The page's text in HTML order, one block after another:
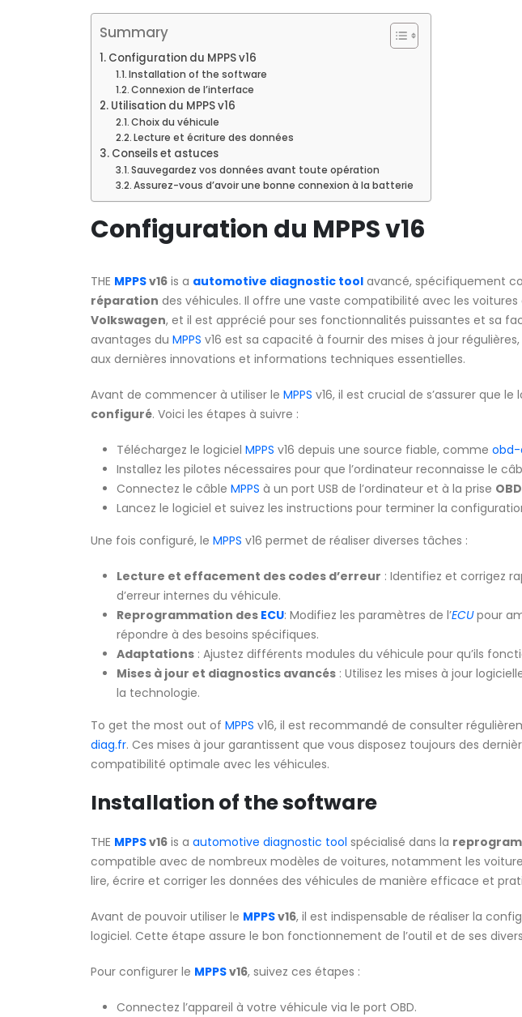
Summary
Configuration du MPPS v16
Installation of the software
Connexion de l’interface
Utilisation du MPPS v16
Choix du véhicule
Lecture et écriture des données
Conseils et astuces
Sauvegardez vos données avant toute opération
Assurez-vous d’avoir une bonne connexion à la batterie
Configuration du MPPS v16
THE MPPSv16 is a automotive diagnostic tool avancé, spécifiquement
réparation des véhicules. Il offre une vaste compatibilité avec les
Volkswagen, et il est apprécié pour ses fonctionnalités puissantes et sa
avantages du MPPS v16 est sa capacité à fournir des mises à jour
aux dernières innovations et informations techniques essentielles.
Avant de commencer à utiliser le MPPS v16, il est crucial de s’assurer que
configuré. Voici les étapes à suivre :
Téléchargez le logiciel MPPS v16 depuis une source fiable, comme obd-
Installez les pilotes nécessaires pour que l’ordinateur reconnaisse le
Connectez le câble MPPS à un port USB de l’ordinateur et à la prise
Lancez le logiciel et suivez les instructions pour terminer la
Une fois configuré, le MPPS v16 permet de réaliser diverses tâches :
Lecture et effacement des codes d’erreur : Identifiez et corrigez
d’erreur internes du véhicule.
Reprogrammation des ECU: Modifiez les paramètres de l’ECUpour
répondre à des besoins spécifiques.
Adaptations : Ajustez différents modules du véhicule pour qu’ils
Mises à jour et diagnostics avancés : Utilisez les mises à jour
la technologie.
To get the most out of MPPS v16, il est recommandé de consulter
diag.fr. Ces mises à jour garantissent que vous disposez toujours des
compatibilité optimale avec les véhicules.
Installation of the software
THE MPPSv16 is a automotive diagnostic tool spécialisé dans la
compatible avec de nombreux modèles de voitures, notamment les
lire, écrire et corriger les données des véhicules de manière efficace et
Avant de pouvoir utiliser le MPPSv16, il est indispensable de réaliser la
logiciel. Cette étape assure le bon fonctionnement de l’outil et de ses
Pour configurer le MPPSv16, suivez ces étapes :
Connectez l’appareil à votre véhicule via le port OBD.